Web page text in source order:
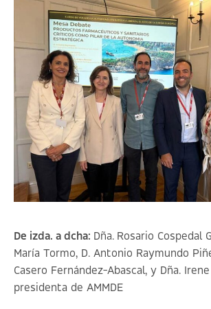
De izda. a dcha: Dña. Rosario Cospedal
María Tormo, D. Antonio Raymundo
Casero Fernández-Abascal, y Dña.
presidenta de AMMDE